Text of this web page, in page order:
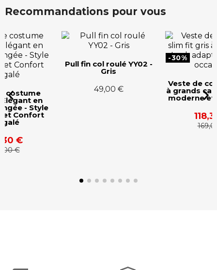
Recommandations pour vous
YY02 -
Gris
€
à grands carreaux, look
Veste de
à grands
moderne